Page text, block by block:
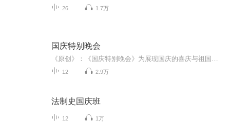
26 1.7万
国庆特别晚会
12 2.9万
法制史国庆班
12 1万